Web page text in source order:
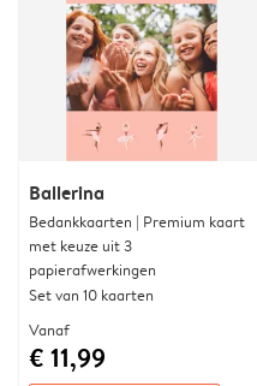
Ballerina
Bedankkaarten | Premium kaart
met keuze uit 3
papierafwerkingen
Set van 10 kaarten
Vanaf
€ 11,99